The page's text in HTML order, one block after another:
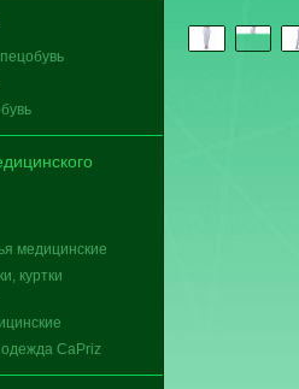
медицинские
куртки
CaPriz